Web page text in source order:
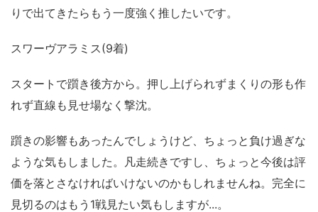
りで出てきたらもう一度強く推したいです。
スワーヴアラミス(9着)
スタートで躓き後方から。押し上げられずまくりの形も作
れず直線も見せ場なく撃沈。
躓きの影響もあったんでしょうけど、ちょっと負け過ぎな
ような気もしました。凡走続きですし、ちょっと今後は評
価を落とさなければいけないのかもしれませんね。完全に
見切るのはもう1戦見たい気もしますが...。